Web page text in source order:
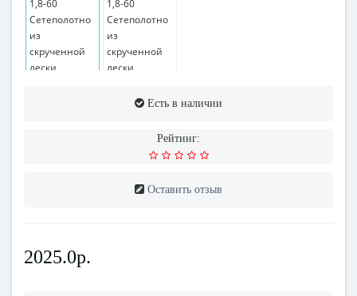
Есть в наличии
Рейтинг:
Оставить отзыв
2025.0р.